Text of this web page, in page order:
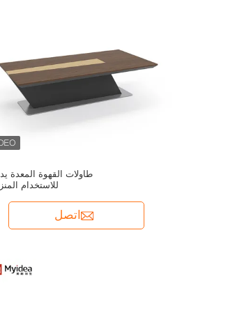
طاولات القهوة المعدة
للاستخدام
اتصل